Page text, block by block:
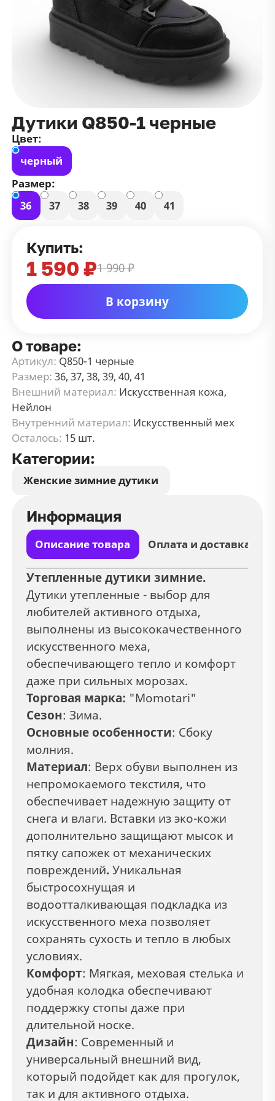
Дутики Q850-1 черные
Цвет:
черный
Размер:
36
37 38 39 40 41
Купить:
1 590 ₽1 990 ₽
В корзину
О товаре:
Артикул: Q850-1 черные
Размер: 36, 37, 38, 39, 40, 41
Внешний материал: Искусственная кожа,
Нейлон
Внутренний материал: Искусственный мех
Осталось: 15 шт.
Категории:
Женские зимние дутики
Информация
Описание товара Оплата и доставка
Утепленные дутики зимние.
Дутики утепленные - выбор для
любителей активного отдыха,
выполнены из высококачественного
искусственного меха,
обеспечивающего тепло и комфорт
даже при сильных морозах.
Торговая марка: "Momotari"
Сезон: Зима.
Основные особенности: Сбоку
молния.
Материал: Верх обуви выполнен из
непромокаемого текстиля, что
обеспечивает надежную защиту от
снега и влаги. Вставки из эко-кожи
дополнительно защищают мысок и
пятку сапожек от механических
повреждений.Уникальная
быстросохнущая и
водоотталкивающая подкладка из
искусственного меха позволяет
сохранять сухость и тепло в любых
условиях.
Комфорт: Мягкая, меховая стелька и
удобная колодка обеспечивают
поддержку стопы даже при
длительной носке.
Дизайн: Современный и
универсальный внешний вид,
который подойдет как для прогулок,
так и для активного отдыха.
данных
публичной оффертой
Зарегистрироваться
100 ₽
Белый
42